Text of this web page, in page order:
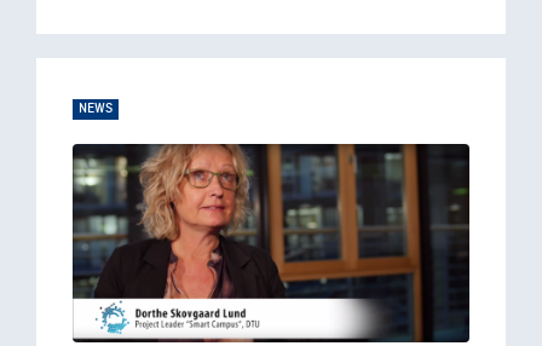
NEWS